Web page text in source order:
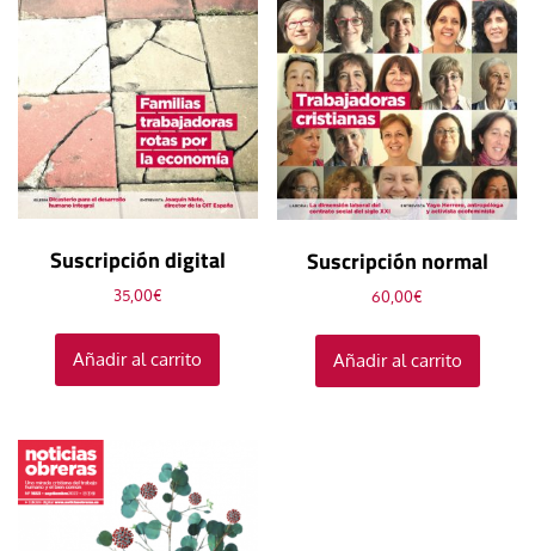
Suscripción digital
35,00€
Añadir al carrito
Suscripción normal
60,00€
Añadir al carrito